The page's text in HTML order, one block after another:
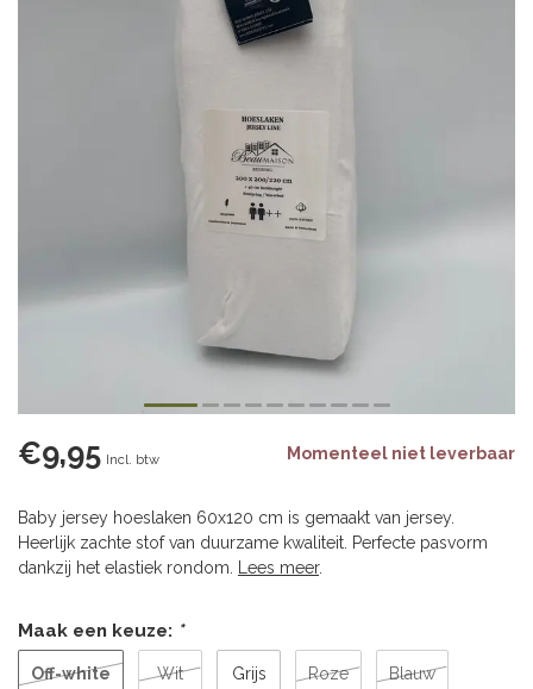
€9,95 Incl. btw Momenteel niet leverbaar
Baby jersey hoeslaken 60x120 cm is gemaakt van jersey.
Heerlijk zachte stof van duurzame kwaliteit. Perfecte pasvorm
dankzij het elastiek rondom.
Lees meer.
Maak een keuze: *
Off-white Wit Grijs Roze Blauw